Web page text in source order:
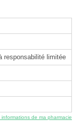
responsabilité limitée
informations de ma pharmacie